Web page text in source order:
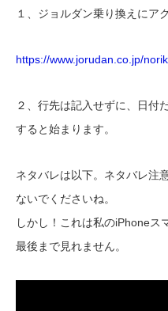
１、ジョルダン乗り換えにア
https://www.jorudan.co.jp/
２、行先は記入せずに、日付
すると始まります。
ネタバレは以下。ネタバレ注
ないでくださいね。
しかし！これは私のiPhoneス
最後まで見れません。